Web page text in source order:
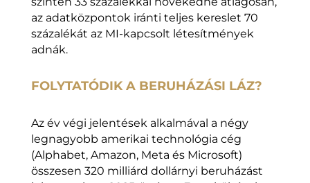
az adatközpontok iránti teljes kereslet 70
százalékát az MI-kapcsolt létesítmények
adnák.
FOLYTATÓDIK A BERUHÁZÁSI LÁZ?
Az év végi jelentések alkalmával a négy
legnagyobb amerikai technológia cég
(Alphabet, Amazon, Meta és Microsoft)
összesen 320 milliárd dollárnyi beruházást